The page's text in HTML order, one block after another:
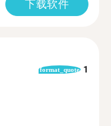
下载软件
format_quote 1